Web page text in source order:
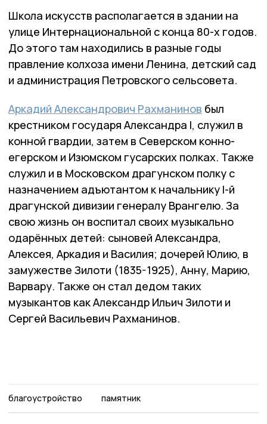
Школа искусств располагается в здании на
улице Интернациональной с конца 80-х годов.
До этого там находились в разные годы
правление колхоза имени Ленина, детский сад
и администрация Петровского сельсовета.
Аркадий Александрович Рахманинов был
крестником государя Александра I, служил в
конной гвардии, затем в Северском конно-
егерском и Изюмском гусарских полках. Также
служил и в Московском драгунском полку с
назначением адъютантом к начальнику I-й
драгунской дивизии генералу Врангелю. За
свою жизнь он воспитал своих музыкально
одарённых детей: сыновей Александра,
Алексея, Аркадия и Василия; дочерей Юлию, в
замужестве Зилоти (1835-1925), Анну, Марию,
Варвару. Также он стал дедом таких
музыкантов как Александр Ильич Зилоти и
Сергей Васильевич Рахманинов.
благоустройство памятник